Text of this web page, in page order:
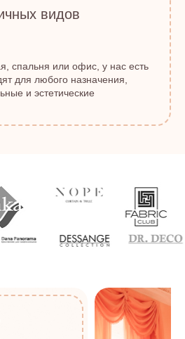
видов
спальня или офис, у нас есть
для любого назначения,
и эстетические